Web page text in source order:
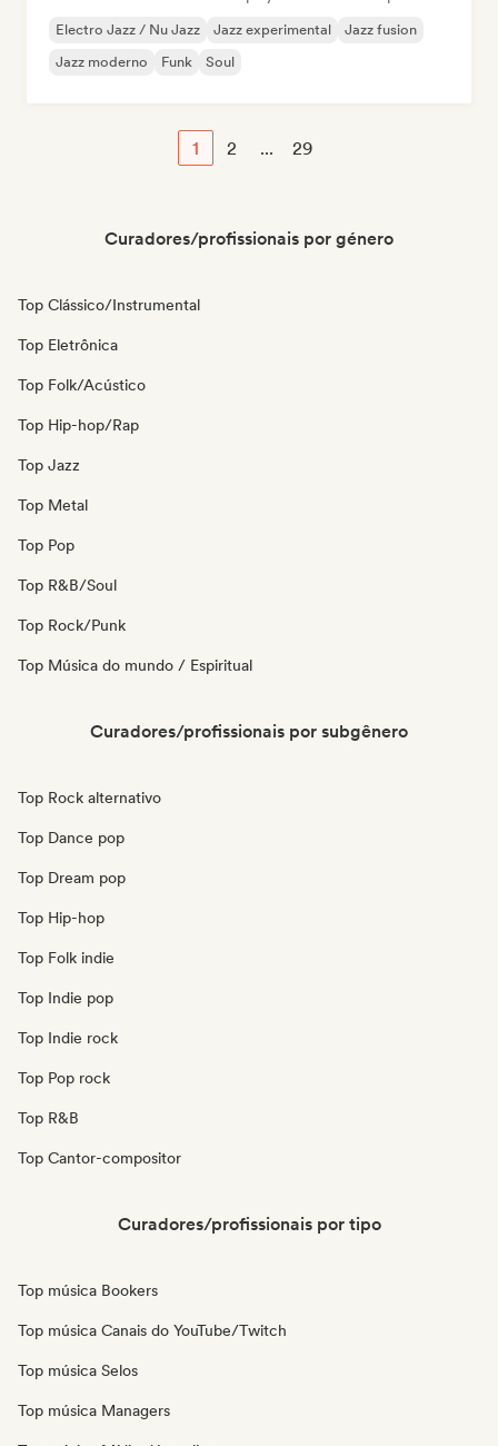
Electro Jazz / Nu Jazz Jazz experimental
Jazz fusion
Jazz moderno
Funk Soul
1 2 ... 29
Curadores/profissionais por género
Top Clássico/Instrumental
Top Eletrônica
Top Folk/Acústico
Top Hip-hop/Rap
Top Jazz
Top Metal
Top Pop
Top R&B/Soul
Top Rock/Punk
Top Música do mundo / Espiritual
Curadores/profissionais por subgênero
Top Rock alternativo
Top Dance pop
Top Dream pop
Top Hip-hop
Top Folk indie
Top Indie pop
Top Indie rock
Top Pop rock
Top R&B
Top Cantor-compositor
Curadores/profissionais por tipo
Top música Bookers
Top música Canais do YouTube/Twitch
Top música Selos
Top música Managers